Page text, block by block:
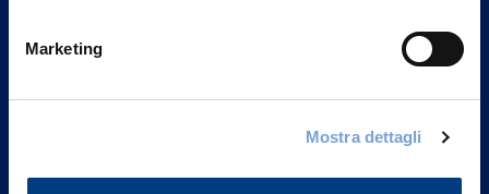
Marketing
Mostra dettagli